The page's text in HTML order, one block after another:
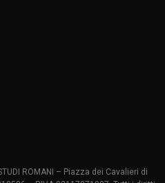
ROMANI – Piazza dei Cavalieri di